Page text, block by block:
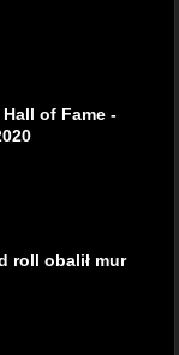
of Fame -
roll obalił mur